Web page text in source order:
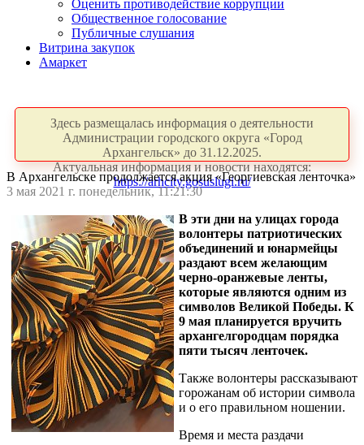
Оценить противодействие коррупции
Общественное голосование
Публичные слушания
Витрина закупок
Амаркет
Здесь размещалась информация о деятельности
Администрации городского округа «Город
Архангельск» до 31.12.2025.
Актуальная информация и новости находятся:
https://arhcity.gosuslugi.ru/
В Архангельске продолжается акция «Георгиевская ленточка»
3 мая 2021 г. понедельник, 11:21:30
В эти дни на улицах города
волонтеры патриотических
объединений и юнармейцы
раздают всем желающим
черно-оранжевые ленты,
которые являются одним из
символов Великой Победы. К
9 мая планируется вручить
архангелгородцам порядка
пяти тысяч ленточек.
Также волонтеры рассказывают
горожанам об истории символа
и о его правильном ношении.
Время и места раздачи